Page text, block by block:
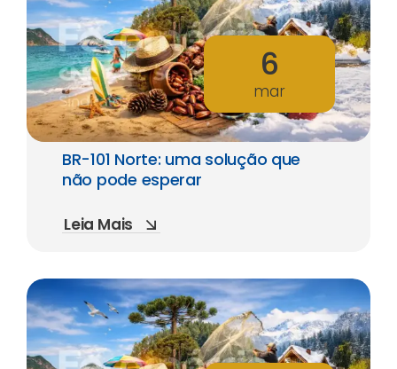
6
mar
BR-101 Norte: uma solução que
não pode esperar
Leia Mais